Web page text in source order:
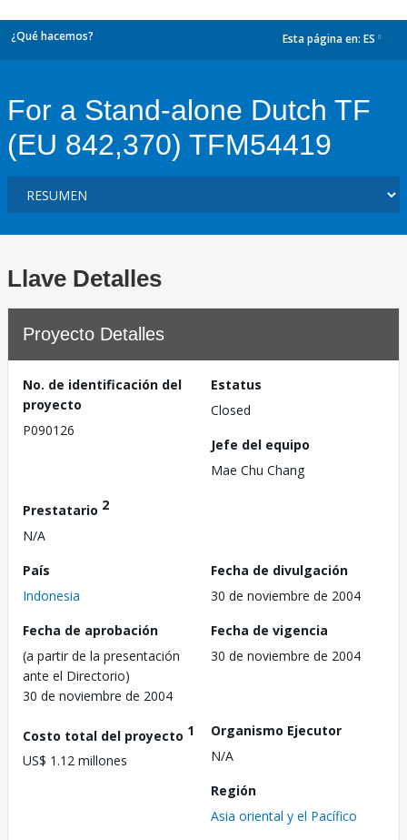
¿Qué hacemos? Esta página en: ES
For a Stand-alone Dutch TF
(EU 842,370) TFM54419
Llave Detalles
Proyecto Detalles
No. de identificación del
proyecto
P090126
Estatus
Closed
Jefe del equipo
Mae Chu Chang
Prestatario 2
N/A
País
Indonesia
Fecha de divulgación
30 de noviembre de 2004
Fecha de aprobación
(a partir de la presentación
ante el Directorio)
30 de noviembre de 2004
Fecha de vigencia
30 de noviembre de 2004
Costo total del proyecto 1
US$ 1.12 millones
Organismo Ejecutor
N/A
Región
Asia oriental y el Pacífico